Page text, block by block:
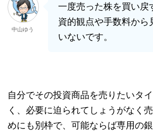
中山ゆう
一度売った株を買い戻
資的観点や手数料から
いないです。
自分でその投資商品を売りたいタ
く、必要に迫られてしょうがなく
めにも別枠で、可能ならば専用の